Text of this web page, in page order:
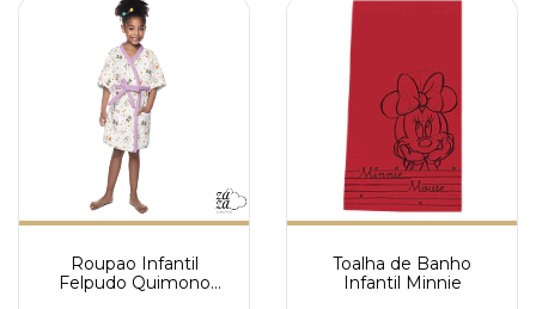
Roupao Infantil
Felpudo Quimono
Toalha de Banho
Infantil Minnie